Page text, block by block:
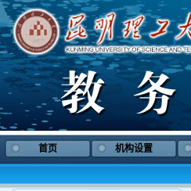
首页 机构设置